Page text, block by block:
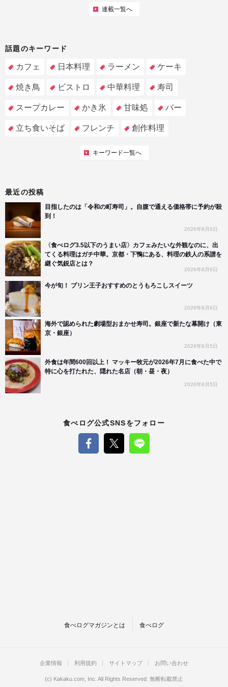
連載一覧へ
話題のキーワード
カフェ 日本料理 ラーメン ケーキ
焼き鳥 ビストロ 中華料理 寿司
スープカレー かき氷 甘味処 バー
立ち食いそば フレンチ 創作料理
キーワード一覧へ
最近の投稿
目指したのは「令和の町寿司」。自腹で通える価格帯に予約が殺
到！
2026年8月6日
〈食べログ3.5以下のうまい店〉カフェみたいな外観なのに、出
てくる料理はガチ中華。京都・下鴨にある、料理の鉄人の系譜を
継ぐ気鋭店とは？
2026年8月6日
今が旬！ プリン王子おすすめのとうもろこしスイーツ
2026年8月6日
海外で認められた劇場型おまかせ寿司。銀座で新たな幕開け（東
京・銀座）
2026年8月5日
外食は年間600回以上！ マッキー牧元が2026年7月に食べた中で
特に心を打たれた、隠れた名店（朝・昼・夜）
2026年8月5日
食べログ公式SNSをフォロー
食べログマガジンとは 食べログ
企業情報 利用規約 サイトマップ お問い合わせ
(c) Kakaku.com, Inc. All Rights Reserved. 無断転載禁止